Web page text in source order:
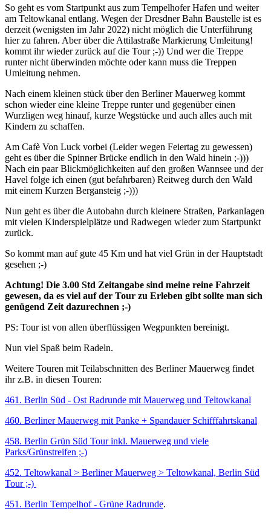
So geht es vom Startpunkt aus zum Tempelhofer Hafen und weiter
am Teltowkanal entlang. Wegen der Dresdner Bahn Baustelle ist es
derzeit (wenigsten im Jahr 2022) nicht möglich die Unterführung
hier zu fahren. Aber über die Attilastraße Markierung Umleitung!
kommt ihr wieder zurück auf die Tour ;-)) Und wer die Treppe
runter nicht überwinden möchte oder kann muss die Treppen
Umleitung nehmen.
Nach einem kleinen stück über den Berliner Mauerweg kommt
schon wieder eine kleine Treppe runter und gegenüber einen
Wurzligen weg hinauf, kurze Wegstücke und auch alles auch mit
Kindern zu schaffen.
Am Cafè Von Luck vorbei (Leider wegen Feiertag zu gewessen)
geht es über die Spinner Brücke endlich in den Wald hinein ;-)))
Nach ein paar Blickmöglichkeiten auf den großen Wannsee und der
Havel folge ich einen (gut befahrbaren) Reitweg durch den Wald
mit einem Kurzen Bergansteig ;-)))
Nun geht es über die Autobahn durch kleinere Straßen, Parkanlagen
mit vielen Kinderspielplätze und Radwegen wieder zum Startpunkt
zurück.
So kommt man auf gute 45 Km und hat viel Grün in der Hauptstadt
gesehen ;-)
Achtung! Die 3.00 Std Zeitangabe sind meine reine Fahrzeit
gewesen, da es viel auf der Tour zu Erleben gibt sollte man sich
genügend Zeit dazurechnen ;-)
PS: Tour ist von allen überflüssigen Wegpunkten bereinigt.
Nun viel Spaß beim Radeln.
Weitere Touren mit Teilabschnitten des Berliner Mauerweg findet
ihr z.B. in diesen Touren:
461. Berlin Süd - Ost Radrunde mit Mauerweg und Teltowkanal
460. Berliner Mauerweg mit Panke + Spandauer Schifffahrtskanal
458. Berlin Grün Süd Tour inkl. Mauerweg und viele
Parks/Grünstreifen ;-)
452. Teltowkanal > Berliner Mauerweg > Teltowkanal, Berlin Süd
Tour ;-)
451. Berlin Tempelhof - Grüne Radrunde.